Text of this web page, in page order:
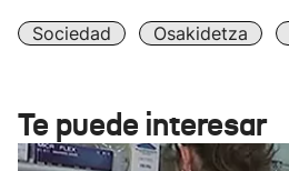
Sociedad Osakidetza
Te puede interesar